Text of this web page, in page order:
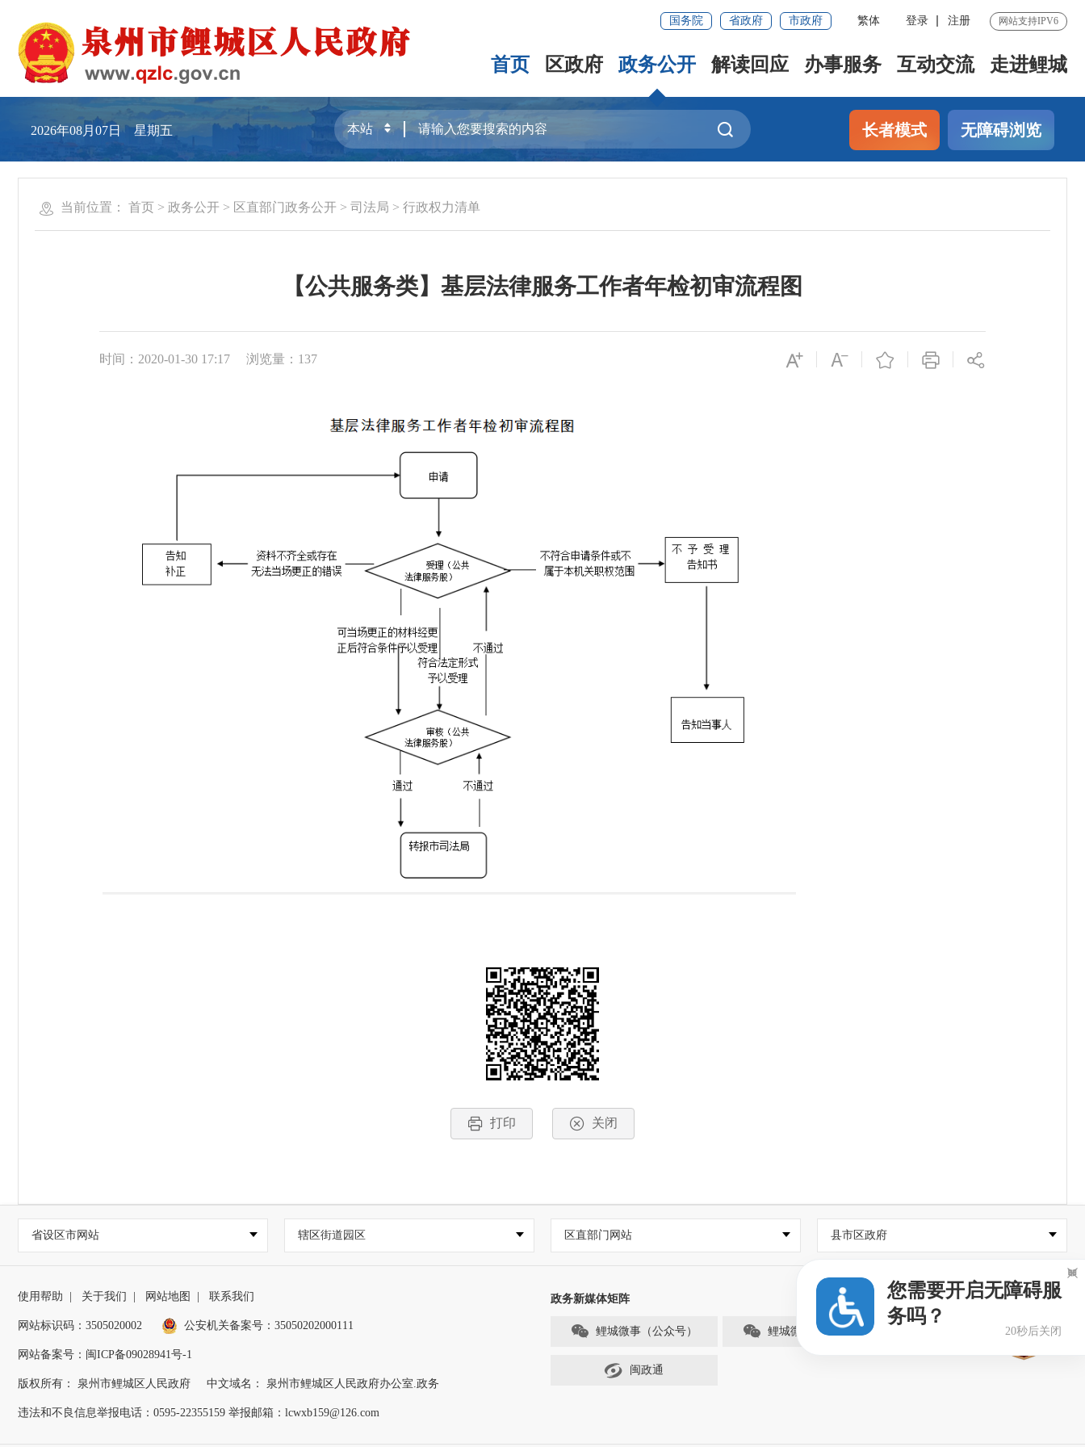
国务院 省政府 市政府 繁体 登录 注册 网站支持IPV6
首页 区政府 政务公开 解读回应 办事服务 互动交流 走进鲤城
2026年08月07日 星期五 长者模式 无障碍浏览
当前位置： 首页 > 政务公开 > 区直部门政务公开 > 司法局 > 行政权力清单
【公共服务类】基层法律服务工作者年检初审流程图
时间：2020-01-30 17:17 浏览量： 137
打印 关闭
省设区市网站 辖区街道园区 区直部门网站 县市区政府
使用帮助 | 关于我们 | 网站地图 | 联系我们
网站标识码：3505020002 公安机关备案号：35050202000111
网站备案号：闽ICP备09028941号-1
版权所有： 泉州市鲤城区人民政府 中文域名： 泉州市鲤城区人民政府办公室.政务
违法和不良信息举报电话：0595-22355159 举报邮箱：lcwxb159@126.com
政务新媒体矩阵
鲤城微事（公众号） 鲤城微事（视频号）
闽政通
您需要开启无障碍服
务吗？
20秒后关闭
